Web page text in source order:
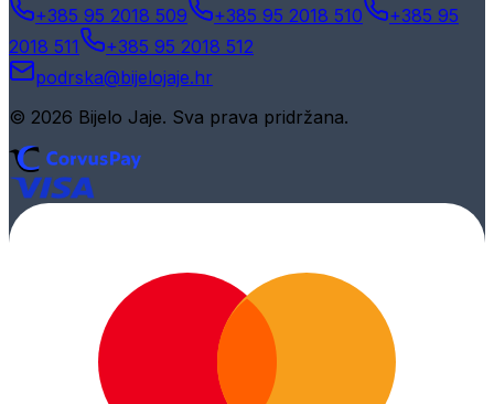
+385 95 2018 509 +385 95 2018 510
+385 95
2018 511
+385 95 2018 512
podrska@bijelojaje.hr
© 2026 Bijelo Jaje. Sva prava pridržana.